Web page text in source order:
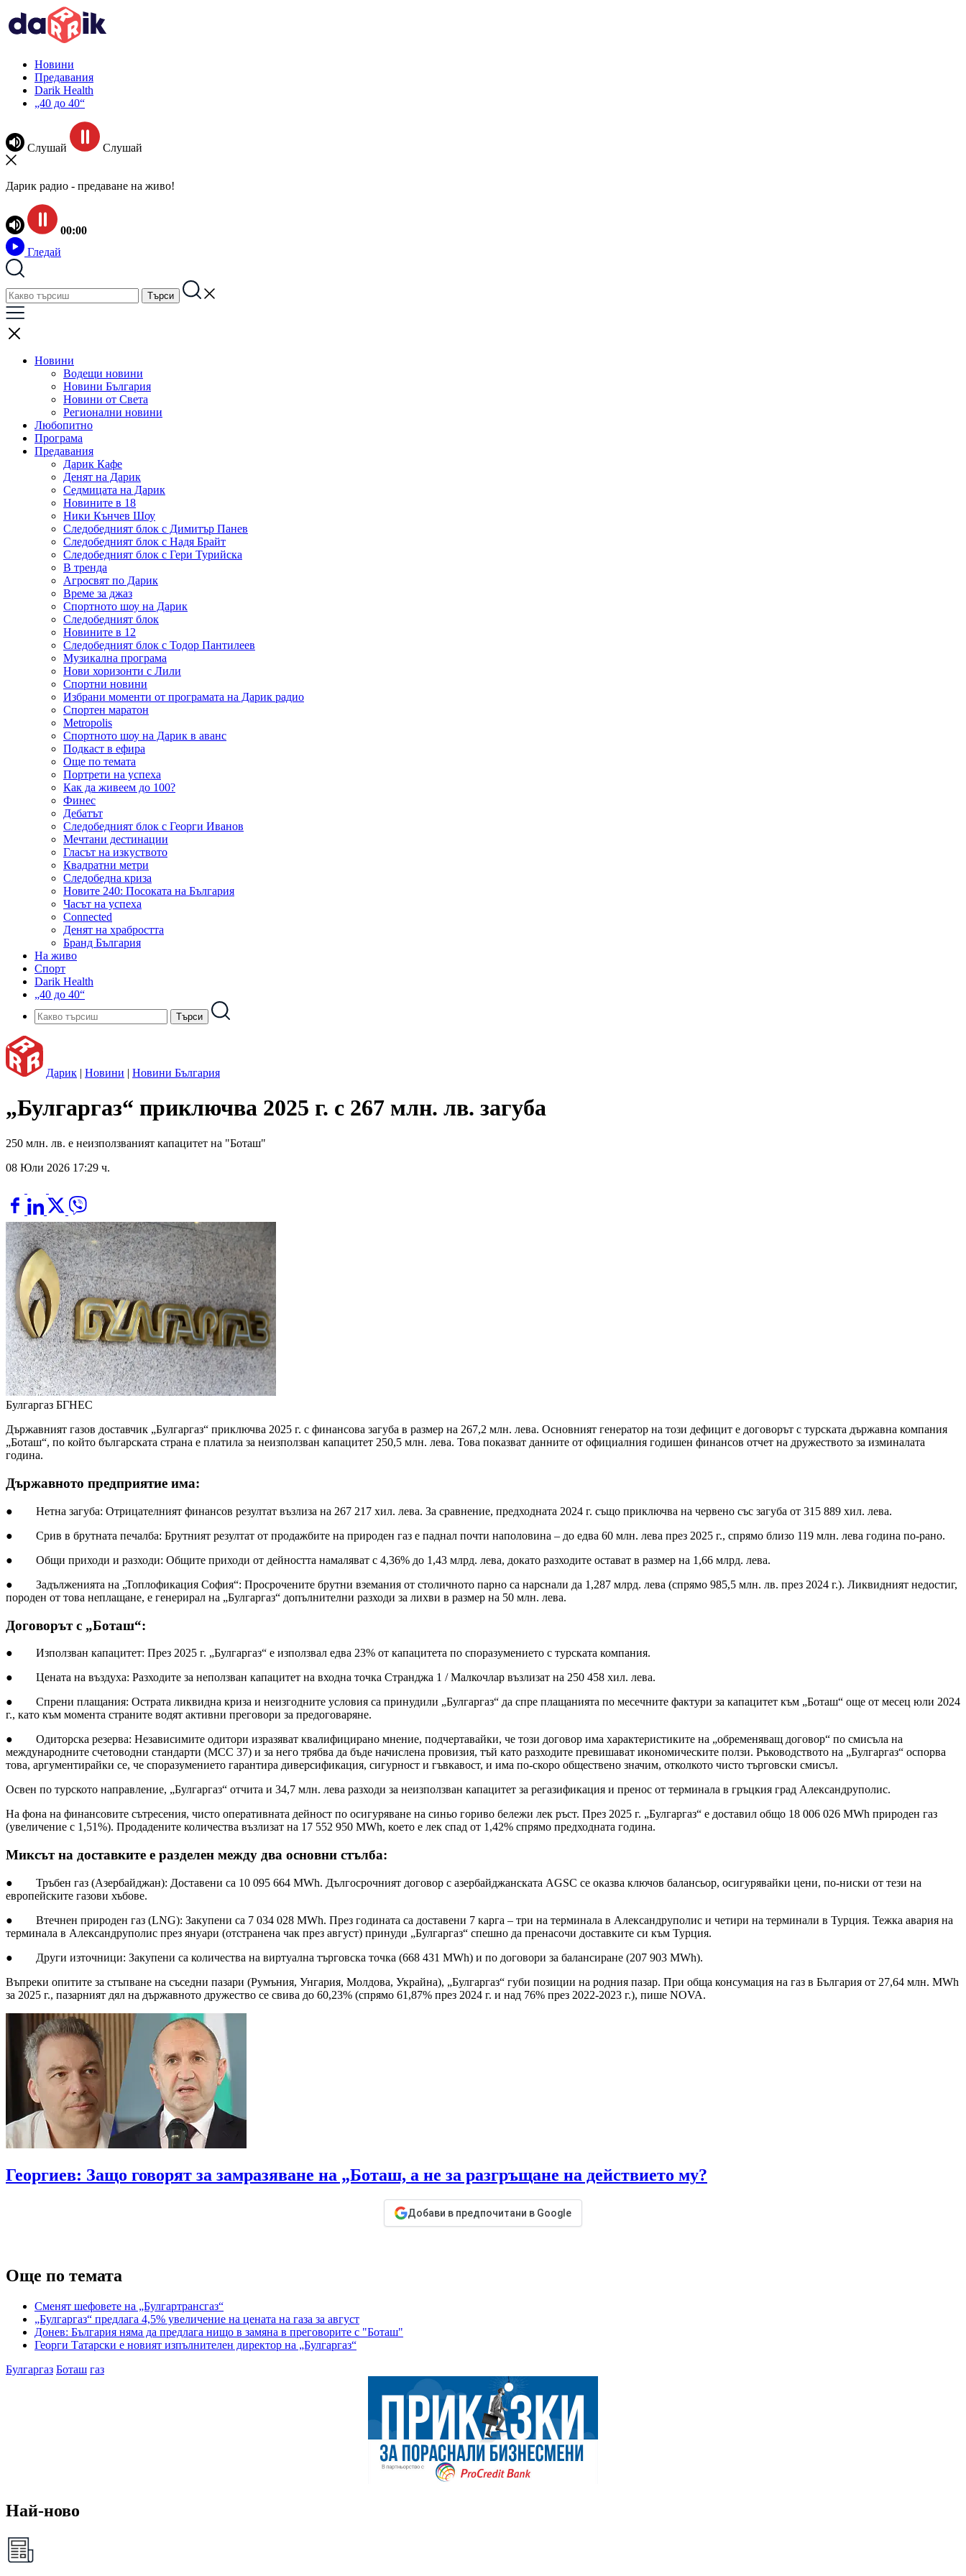
Новини
Предавания
Darik Health
„40 до 40“
Слушай Слушай
Дарик радио - предаване на живо!
00:00
Гледай
Новини
Водещи новини
Новини България
Новини от Света
Регионални новини
Любопитно
Програма
Предавания
Дарик Кафе
Денят на Дарик
Седмицата на Дарик
Новините в 18
Ники Кънчев Шоу
Следобедният блок с Димитър Панев
Следобедният блок с Надя Брайт
Следобедният блок с Гери Турийска
В тренда
Агросвят по Дарик
Време за джаз
Спортното шоу на Дарик
Следобедният блок
Новините в 12
Следобедният блок с Тодор Пантилеев
Музикална програма
Нови хоризонти с Лили
Спортни новини
Избрани моменти от програмата на Дарик радио
Спортен маратон
Metropolis
Спортното шоу на Дарик в аванс
Подкаст в ефира
Още по темата
Портрети на успеха
Как да живеем до 100?
Финес
Дебатът
Следобедният блок с Георги Иванов
Мечтани дестинации
Гласът на изкуството
Квадратни метри
Следобедна криза
Новите 240: Посоката на България
Часът на успеха
Connected
Денят на храбростта
Бранд България
На живо
Спорт
Darik Health
„40 до 40“
Дарик | Новини | Новини България
„Булгаргаз“ приключва 2025 г. с 267 млн. лв. загуба
250 млн. лв. е неизползваният капацитет на "Боташ"
08 Юли 2026 17:29 ч.
Булгаргаз БГНЕС
Държавният газов доставчик „Булгаргаз“ приключва 2025 г. с финансова загуба в размер на 267,2 млн. лева. Основният генератор на този дефицит е договорът с турската държавна компания
„Боташ“, по който българската страна е платила за неизползван капацитет 250,5 млн. лева. Това показват данните от официалния годишен финансов отчет на дружеството за изминалата
година.
Държавното предприятие има:
● Нетна загуба: Отрицателният финансов резултат възлиза на 267 217 хил. лева. За сравнение, предходната 2024 г. също приключва на червено със загуба от 315 889 хил. лева.
● Срив в брутната печалба: Брутният резултат от продажбите на природен газ е паднал почти наполовина – до едва 60 млн. лева през 2025 г., спрямо близо 119 млн. лева година по-рано.
● Общи приходи и разходи: Общите приходи от дейността намаляват с 4,36% до 1,43 млрд. лева, докато разходите остават в размер на 1,66 млрд. лева.
● Задълженията на „Топлофикация София“: Просрочените брутни вземания от столичното парно са нарснали да 1,287 млрд. лева (спрямо 985,5 млн. лв. през 2024 г.). Ликвидният недостиг,
породен от това неплащане, е генерирал на „Булгаргаз“ допълнителни разходи за лихви в размер на 50 млн. лева.
Договорът с „Боташ“:
● Използван капацитет: През 2025 г. „Булгаргаз“ е използвал едва 23% от капацитета по споразумението с турската компания.
● Цената на въздуха: Разходите за неползван капацитет на входна точка Странджа 1 / Малкочлар възлизат на 250 458 хил. лева.
● Спрени плащания: Острата ликвидна криза и неизгодните условия са принудили „Булгаргаз“ да спре плащанията по месечните фактури за капацитет към „Боташ“ още от месец юли 2024
г., като към момента страните водят активни преговори за предоговаряне.
● Одиторска резерва: Независимите одитори изразяват квалифицирано мнение, подчертавайки, че този договор има характеристиките на „обременяващ договор“ по смисъла на
международните счетоводни стандарти (МСС 37) и за него трябва да бъде начислена провизия, тъй като разходите превишават икономическите ползи. Ръководството на „Булгаргаз“ оспорва
това, аргументирайки се, че споразумението гарантира диверсификация, сигурност и гъвкавост, и има по-скоро обществено значим, отколкото чисто търговски смисъл.
Освен по турското направление, „Булгаргаз“ отчита и 34,7 млн. лева разходи за неизползван капацитет за регазификация и пренос от терминала в гръцкия град Александруполис.
На фона на финансовите сътресения, чисто оперативната дейност по осигуряване на синьо гориво бележи лек ръст. През 2025 г. „Булгаргаз“ е доставил общо 18 006 026 MWh природен газ
(увеличение с 1,51%). Продадените количества възлизат на 17 552 950 MWh, което е лек спад от 1,42% спрямо предходната година.
Миксът на доставките е разделен между два основни стълба:
● Тръбен газ (Азербайджан): Доставени са 10 095 664 MWh. Дългосрочният договор с азербайджанската AGSC се оказва ключов балансьор, осигурявайки цени, по-ниски от тези на
европейските газови хъбове.
● Втечнен природен газ (LNG): Закупени са 7 034 028 MWh. През годината са доставени 7 карга – три на терминала в Александруполис и четири на терминали в Турция. Тежка авария на
терминала в Александруполис през януари (отстранена чак през август) принуди „Булгаргаз“ спешно да пренасочи доставките си към Турция.
● Други източници: Закупени са количества на виртуална търговска точка (668 431 MWh) и по договори за балансиране (207 903 MWh).
Въпреки опитите за стъпване на съседни пазари (Румъния, Унгария, Молдова, Украйна), „Булгаргаз“ губи позиции на родния пазар. При обща консумация на газ в България от 27,64 млн. MWh
за 2025 г., пазарният дял на държавното дружество се свива до 60,23% (спрямо 61,87% през 2024 г. и над 76% през 2022-2023 г.), пише NOVA.
Георгиев: Защо говорят за замразяване на „Боташ, а не за разгръщане на действието му?
Добави в предпочитани в Google
Още по темата
Сменят шефовете на „Булгартрансгаз“
„Булгаргаз“ предлага 4,5% увеличение на цената на газа за август
Донев: България няма да предлага нищо в замяна в преговорите с "Боташ"
Георги Татарски е новият изпълнителен директор на „Булгаргаз“
Булгаргаз Боташ газ
Най-ново